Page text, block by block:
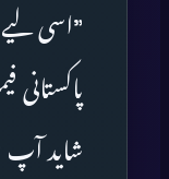
”اسی
شاید آپ